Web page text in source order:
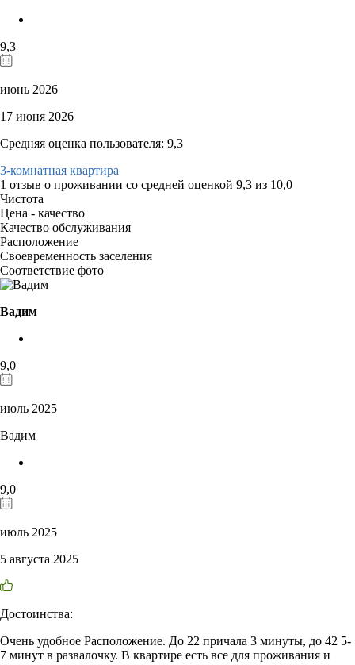
9,3
июнь 2026
17 июня 2026
Средняя оценка пользователя: 9,3
3-комнатная квартира
1 отзыв о проживании со средней оценкой 9,3 из 10,0
Чистота
Цена - качество
Качество обслуживания
Расположение
Своевременность заселения
Соответствие фото
Вадим
9,0
июль 2025
Вадим
9,0
июль 2025
5 августа 2025
Достоинства:
Очень удобное Расположение. До 22 причала 3 минуты, до 42 5-
7 минут в развалочку. В квартире есть все для проживания и